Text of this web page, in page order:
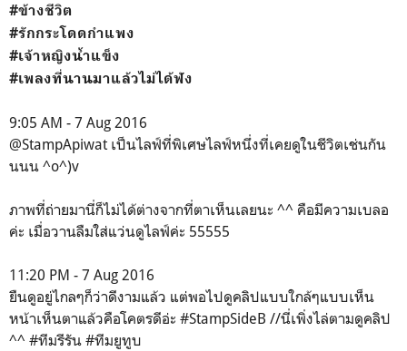
#ข้างชีวิต
#รักกระโดดกำแพง
#เจ้าหญิงน้ำแข็ง
#เพลงที่นานมาแล้วไม่ได้ฟัง
9:05 AM - 7 Aug 2016
@StampApiwat เป็นไลฟ์ที่พิเศษไลฟ์หนึ่งที่เคยดูในชีวิตเช่นกัน
นนน ^o^)v
ภาพที่ถ่ายมานี่ก็ไม่ได้ต่างจากที่ตาเห็นเลยนะ ^^ คือมีความเบลอ
ค่ะ เมื่อวานลืมใส่แว่นดูไลฟ์ค่ะ 55555
11:20 PM - 7 Aug 2016
ยืนดูอยู่ไกลๆก็ว่าดีงามแล้ว แต่พอไปดูคลิปแบบใกล้ๆแบบเห็น
หน้าเห็นตาแล้วคือโคตรดีอ่ะ #StampSideB //นี่เพิ่งไล่ตามดูคลิป
^^ #ทีมรีรัน #ทีมยูทูบ